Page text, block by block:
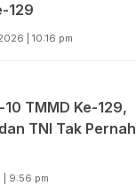
129
| 10:16 pm
TMMD Ke-129,
TNI Tak Pernah
9:56 pm